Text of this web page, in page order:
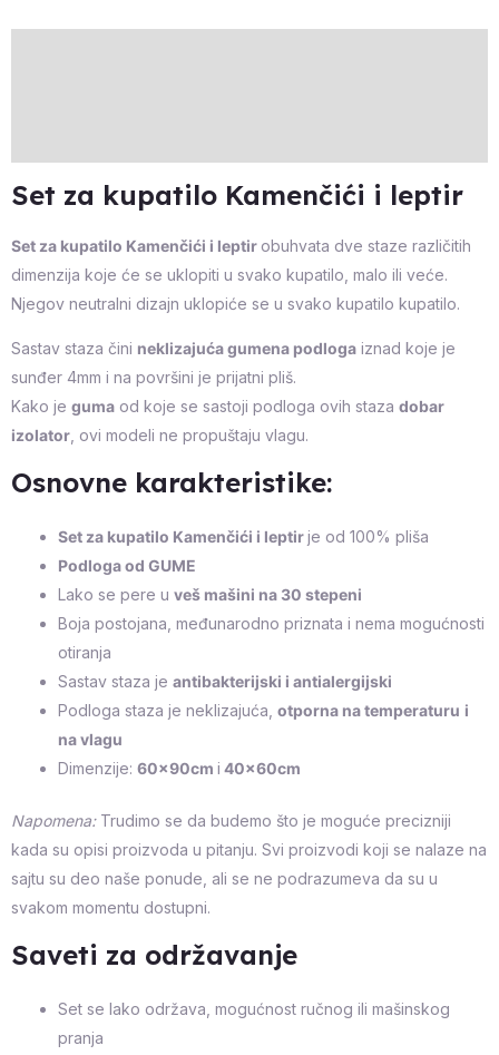
Set za kupatilo Kamenčići i leptir
Set za kupatilo Kamenčići i leptir obuhvata dve staze različitih
dimenzija koje će se uklopiti u svako kupatilo, malo ili veće.
Njegov neutralni dizajn uklopiće se u svako kupatilo kupatilo.
Sastav staza čini neklizajuća gumena podloga iznad koje je
sunđer 4mm i na površini je prijatni pliš.
Kako je guma od koje se sastoji podloga ovih staza dobar
izolator , ovi modeli ne propuštaju vlagu.
Osnovne karakteristike:
Set za kupatilo Kamenčići i leptirje od 100% pliša
Podloga od GUME
Lako se pere u veš mašini na 30 stepeni
Boja postojana, međunarodno priznata i nema mogućnosti
otiranja
Sastav staza je antibakterijski i antialergijski
Podloga staza je neklizajuća, otporna na temperaturu i
na vlagu
Dimenzije: 60x90cm i 40x60cm
Napomena:Trudimo se da budemo što je moguće precizniji
kada su opisi proizvoda u pitanju. Svi proizvodi koji se nalaze na
sajtu su deo naše ponude, ali se ne podrazumeva da su u
svakom momentu dostupni.
Saveti za održavanje
Set se lako održava, mogućnost ručnog ili mašinskog
pranja